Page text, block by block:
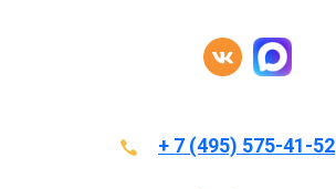
+ 7 (495) 575-41-52